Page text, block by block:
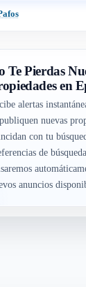
Te Pierdas
en
alertas
nuevas
con tu
de
anuncios